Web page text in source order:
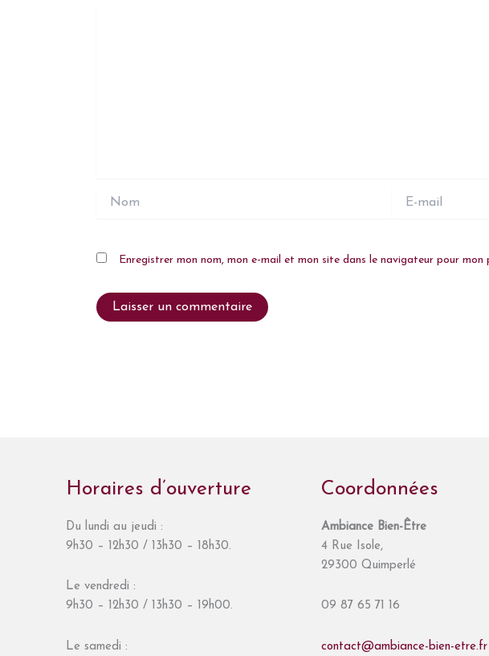
mail
Enregistrer mon nom, mon e-mail et mon site dans le navigateur pour mon
Horaires d’ouverture
Du lundi au jeudi :
9h30 – 12h30 / 13h30 – 18h30.
Le vendredi :
9h30 – 12h30 / 13h30 – 19h00.
Le samedi :
Coordonnées
Ambiance Bien-Être
4 Rue Isole,
29300 Quimperlé
09 87 65 71 16
contact@ambiance-bien-etre.fr